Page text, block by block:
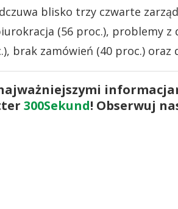
blisko trzy czwarte
(56 proc.), problemy
brak zamówień (40 proc.) oraz
300Sekund! Obserwuj